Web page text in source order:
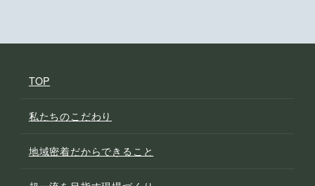
TOP
私たちのこだわり
地域密着だからできること